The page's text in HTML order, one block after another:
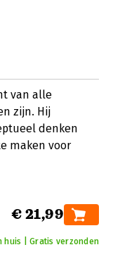
van alle
zijn. Hij
denken
maken voor
€ 21,99
huis | Gratis verzonden